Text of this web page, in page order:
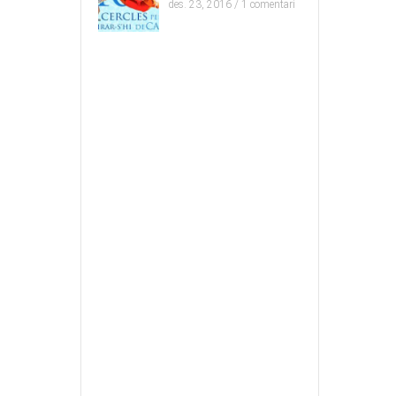
des. 23, 2016 / 1 comentari